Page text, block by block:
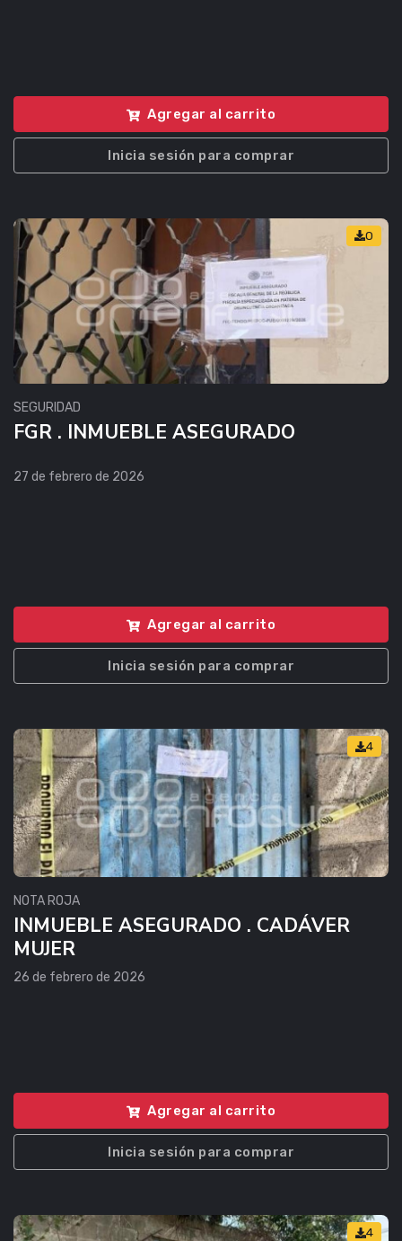
Agregar al carrito
Inicia sesión para comprar
0
SEGURIDAD
FGR . INMUEBLE ASEGURADO
27 de febrero de 2026
Agregar al carrito
Inicia sesión para comprar
4
NOTA ROJA
INMUEBLE ASEGURADO . CADÁVER
MUJER
26 de febrero de 2026
Agregar al carrito
Inicia sesión para comprar
4